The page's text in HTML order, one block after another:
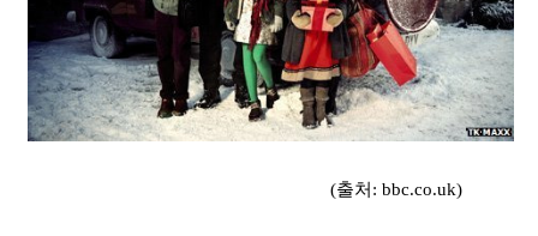
(출처: bbc.co.uk)